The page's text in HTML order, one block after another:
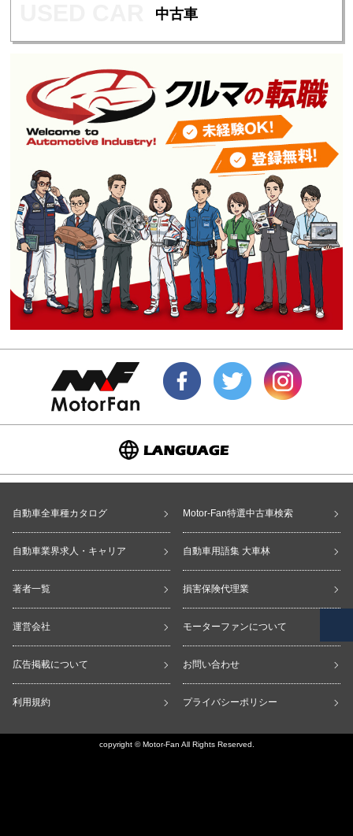
中古車
自動車全車種カタログ Motor-Fan特選中古車検索
自動車業界求人・キャリア 自動車用語集 大車林
著者一覧 損害保険代理業
運営会社 モーターファンについて
広告掲載について お問い合わせ
利用規約 プライバシーポリシー
copyright © Motor-Fan All Rights Reserved.